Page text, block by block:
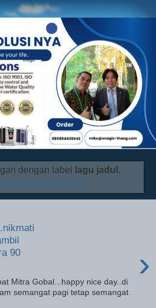
dengan label lagu jadul .
semua postingan
90
›
Mitra Gobal...happy nice day..di
semangat pagi tetap semangat